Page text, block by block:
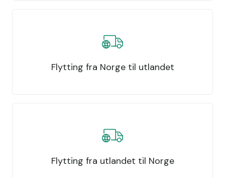
Flytting fra Norge til utlandet
Flytting fra utlandet til Norge